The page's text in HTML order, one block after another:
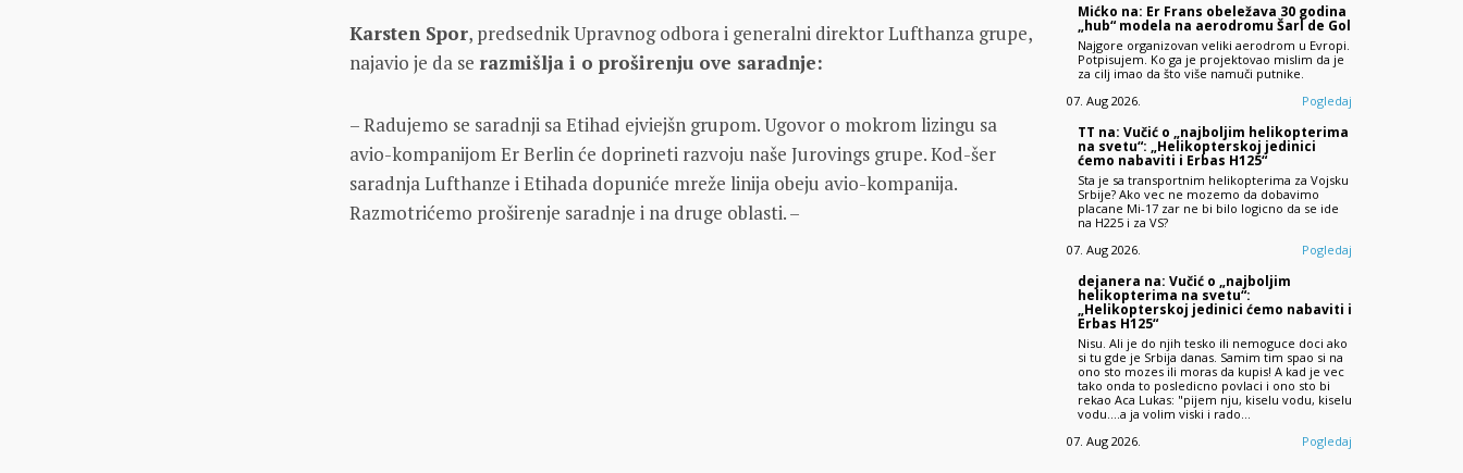
Karsten Spor, predsednik Upravnog odbora i generalni direktor Lufthanza grupe,
najavio je da se razmišlja i o proširenju ove saradnje:
– Radujemo se saradnji sa Etihad ejviejšn grupom. Ugovor o mokrom lizingu sa
avio-kompanijom Er Berlin će doprineti razvoju naše Jurovings grupe. Kod-šer
saradnja Lufthanze i Etihada dopuniće mreže linija obeju avio-kompanija.
Razmotrićemo proširenje saradnje i na druge oblasti. –
Mićko na: Er Frans obeležava 30 godina
„hub“ modela na aerodromu Šarl de Gol
Najgore organizovan veliki aerodrom u Evropi.
Potpisujem. Ko ga je projektovao mislim da je
za cilj imao da što više namuči putnike.
07. Aug 2026.
Pogledaj
TT na: Vučić o „najboljim helikopterima
na svetu“: „Helikopterskoj jedinici
ćemo nabaviti i Erbas H125“
Sta je sa transportnim helikopterima za Vojsku
Srbije? Ako vec ne mozemo da dobavimo
placane Mi-17 zar ne bi bilo logicno da se ide
na H225 i za VS?
07. Aug 2026.
Pogledaj
dejanera na: Vučić o „najboljim
helikopterima na svetu“:
„Helikopterskoj jedinici ćemo nabaviti i
Erbas H125“
Nisu. Ali je do njih tesko ili nemoguce doci ako
si tu gde je Srbija danas. Samim tim spao si na
ono sto mozes ili moras da kupis! A kad je vec
tako onda to posledicno povlaci i ono sto bi
rekao Aca Lukas: "pijem nju, kiselu vodu, kiselu
vodu....a ja volim viski i rado…
07. Aug 2026.
Pogledaj